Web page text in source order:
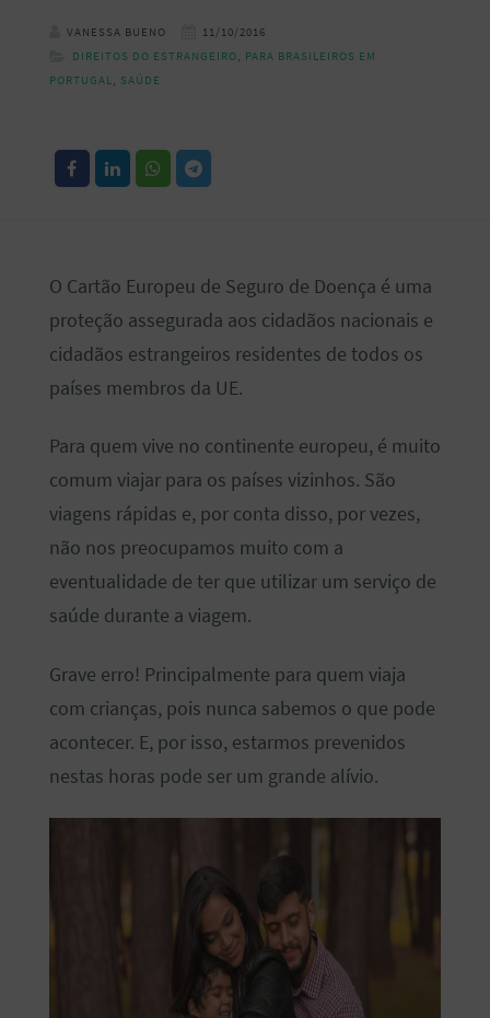
VANESSA BUENO
11/10/2016
DIREITOS DO ESTRANGEIRO, PARA BRASILEIROS EM
PORTUGAL, SAÚDE
O Cartão Europeu de Seguro de Doença é uma
proteção assegurada aos cidadãos nacionais e
cidadãos estrangeiros residentes de todos os
países membros da UE.
Para quem vive no continente europeu, é muito
comum viajar para os países vizinhos. São
viagens rápidas e, por conta disso, por vezes,
não nos preocupamos muito com a
eventualidade de ter que utilizar um serviço de
saúde durante a viagem.
Grave erro! Principalmente para quem viaja
com crianças, pois nunca sabemos o que pode
acontecer. E, por isso, estarmos prevenidos
nestas horas pode ser um grande alívio.